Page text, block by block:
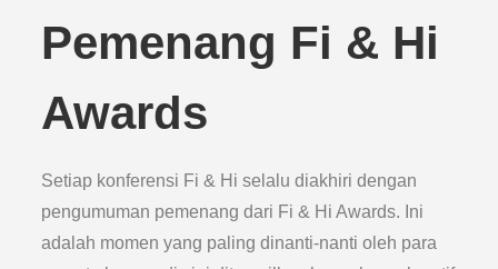
Pemenang Fi & Hi
Awards
Setiap konferensi Fi & Hi selalu diakhiri dengan
pengumuman pemenang dari Fi & Hi Awards. Ini
adalah momen yang paling dinanti-nanti oleh para